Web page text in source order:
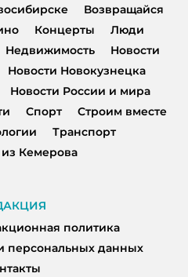
Возвращайся
Концерты
Люди
Недвижимость
Новости
Новости Новокузнецка
Новости России и мира
Спорт
Строим вместе
Транспорт
Кемерова
политика
персональных данных